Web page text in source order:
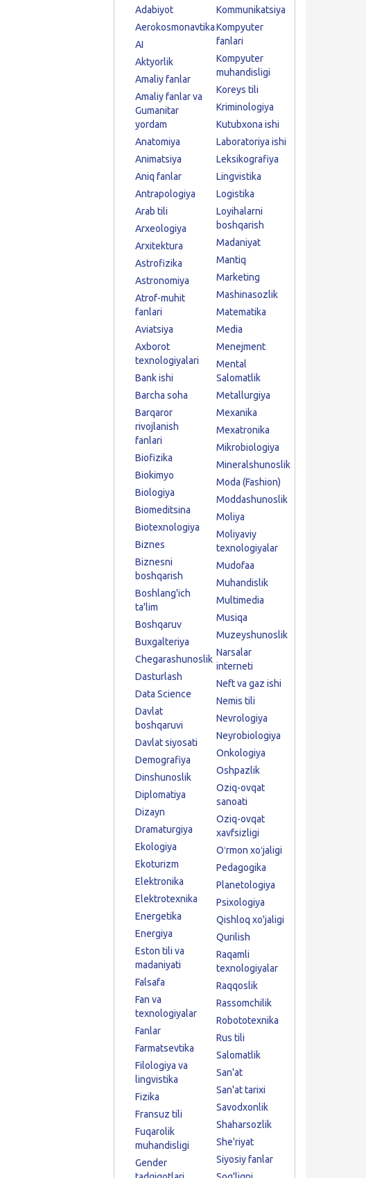
Adabiyot
Aerokosmonavtika
AI
Aktyorlik
Amaliy fanlar
Amaliy fanlar va
Gumanitar
yordam
Anatomiya
Animatsiya
Aniq fanlar
Antrapologiya
Arab tili
Arxeologiya
Arxitektura
Astrofizika
Astronomiya
Atrof-muhit
fanlari
Aviatsiya
Axborot
texnologiyalari
Bank ishi
Barcha soha
Barqaror
rivojlanish
fanlari
Biofizika
Biokimyo
Biologiya
Biomeditsina
Biotexnologiya
Biznes
Biznesni
boshqarish
Boshlang'ich
ta'lim
Boshqaruv
Buxgalteriya
Chegarashunoslik
Dasturlash
Data Science
Davlat
boshqaruvi
Davlat siyosati
Demografiya
Dinshunoslik
Diplomatiya
Dizayn
Dramaturgiya
Ekologiya
Ekoturizm
Elektronika
Elektrotexnika
Energetika
Energiya
Eston tili va
madaniyati
Falsafa
Fan va
texnologiyalar
Fanlar
Farmatsevtika
Filologiya va
lingvistika
Fizika
Fransuz tili
Fuqarolik
muhandisligi
Gender
Kommunikatsiya
Kompyuter
fanlari
Kompyuter
muhandisligi
Koreys tili
Kriminologiya
Kutubxona ishi
Laboratoriya ishi
Leksikografiya
Lingvistika
Logistika
Loyihalarni
boshqarish
Madaniyat
Mantiq
Marketing
Mashinasozlik
Matematika
Media
Menejment
Mental
Salomatlik
Metallurgiya
Mexanika
Mexatronika
Mikrobiologiya
Mineralshunoslik
Moda (Fashion)
Moddashunoslik
Moliya
Moliyaviy
texnologiyalar
Mudofaa
Muhandislik
Multimedia
Musiqa
Muzeyshunoslik
Narsalar
interneti
Neft va gaz ishi
Nemis tili
Nevrologiya
Neyrobiologiya
Onkologiya
Oshpazlik
Oziq-ovqat
sanoati
Oziq-ovqat
xavfsizligi
Oʻrmon xoʻjaligi
Pedagogika
Planetologiya
Psixologiya
Qishloq xo'jaligi
Qurilish
Raqamli
texnologiyalar
Raqqoslik
Rassomchilik
Robototexnika
Rus tili
Salomatlik
San'at
San'at tarixi
Savodxonlik
Shaharsozlik
She'riyat
Siyosiy fanlar